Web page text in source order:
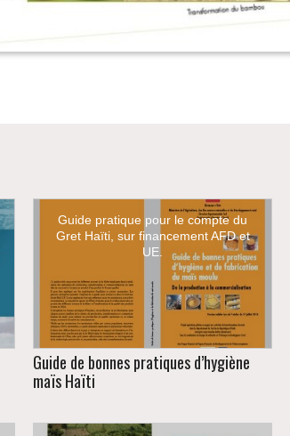
Guide pratique pour le compte du
Gret Haïti, sur financement AFD et
UE.
Guide de bonnes pratiques d’hygiène
maïs Haïti